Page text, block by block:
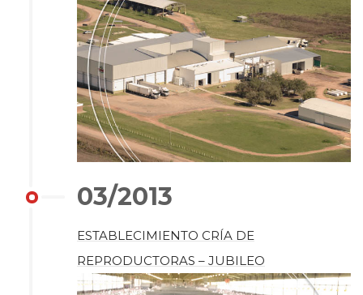
03/2013
ESTABLECIMIENTO CRÍA DE
REPRODUCTORAS – JUBILEO